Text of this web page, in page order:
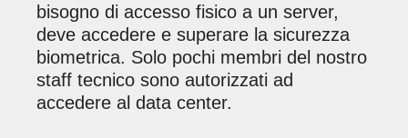
bisogno di accesso fisico a un server,
deve accedere e superare la sicurezza
biometrica. Solo pochi membri del nostro
staff tecnico sono autorizzati ad
accedere al data center.